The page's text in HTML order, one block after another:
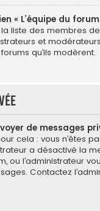
« L’équipe du
liste des membres de
et
qu’ils modèrent.
de messages
cela : vous n’êtes
a désactivé la
ou l’administrateur
Contactez